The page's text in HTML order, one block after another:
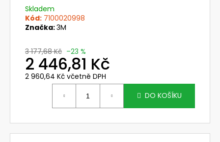
Skladem
Kód: 7100020998
Značka:3M
3 177,68 Kč –23 %
2 446,81 Kč
2 960,64 Kč včetně DPH
DO KOŠÍKU
729101
VÁLCOVÝ